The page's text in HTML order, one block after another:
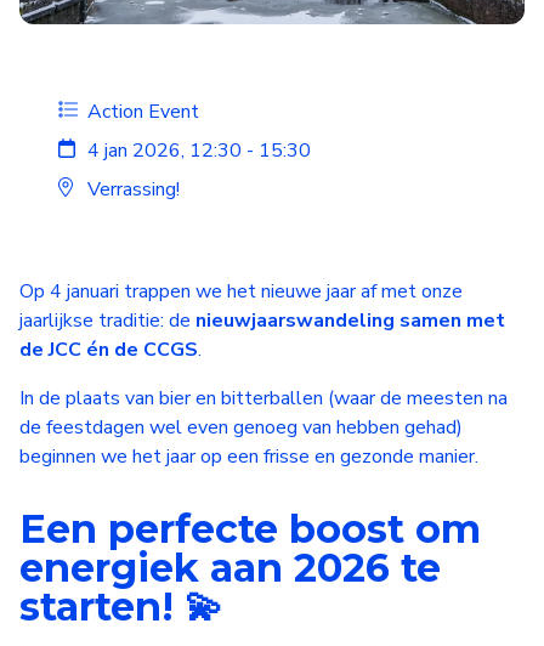
Action Event
4 jan 2026, 12:30 - 15:30
Verrassing!
Op 4 januari trappen we het nieuwe jaar af met onze
jaarlijkse traditie: de nieuwjaarswandeling samen met
de JCC én de CCGS.
In de plaats van bier en bitterballen (waar de meesten na
de feestdagen wel even genoeg van hebben gehad)
beginnen we het jaar op een frisse en gezonde manier.
Een perfecte boost om
energiek aan 2026 te
starten! 💫